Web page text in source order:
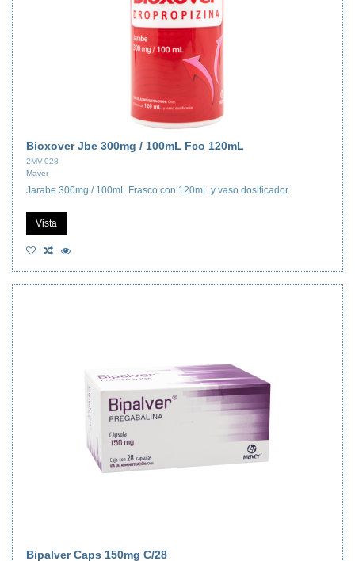
Bioxover Jbe 300mg / 100mL Fco 120mL
2MV-028
Maver
Jarabe 300mg / 100mL Frasco con 120mL y vaso dosificador.
Vista
Bipalver Caps 150mg C/28